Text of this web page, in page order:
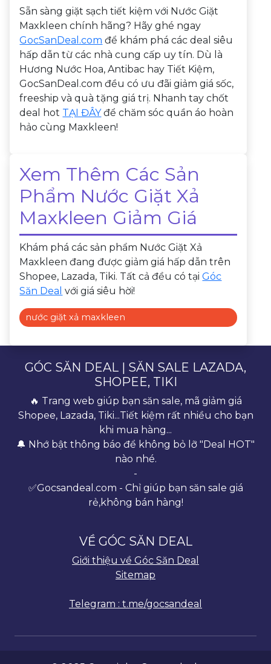
Sẵn sàng giặt sạch tiết kiệm với Nước Giặt
Maxkleen chính hãng? Hãy ghé ngay
GocSanDeal.com để khám phá các deal siêu
hấp dẫn từ các nhà cung cấp uy tín. Dù là
Hương Nước Hoa, Antibac hay Tiết Kiệm,
GocSanDeal.com đều có ưu đãi giảm giá sốc,
freeship và quà tặng giá trị. Nhanh tay chốt
deal hot TẠI ĐÂYđể chăm sóc quần áo hoàn
hảo cùng Maxkleen!
Xem Thêm Các Sản
Phẩm Nước Giặt Xả
Maxkleen Giảm Giá
Khám phá các sản phẩm Nước Giặt Xả
Maxkleen đang được giảm giá hấp dẫn trên
Shopee, Lazada, Tiki. Tất cả đều có tạiGóc
Săn Deal với giá siêu hời!
nước giặt xả maxkleen
GÓC SĂN DEAL | SĂN SALE LAZADA,
SHOPEE, TIKI
🔥 Trang web giúp bạn săn sale, mã giảm giá
Shopee, Lazada, Tiki...Tiết kiệm rất nhiều cho bạn
khi mua hàng...
🔔 Nhớ bật thông báo để không bỏ lỡ "Deal HOT"
nào nhé.
-
✅Gocsandeal.com - Chỉ giúp bạn săn sale giá
rẻ,không bán hàng!
VỀ GÓC SĂN DEAL
Giới thiệu về Góc Săn Deal
Sitemap
Telegram : t.me/gocsandeal